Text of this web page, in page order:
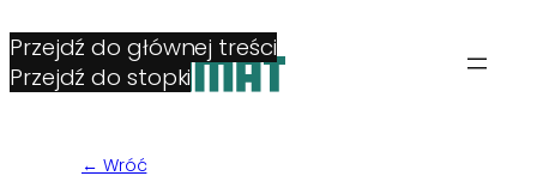
Przejdź do głównej treści
Przejdź do stopki
← Wróć